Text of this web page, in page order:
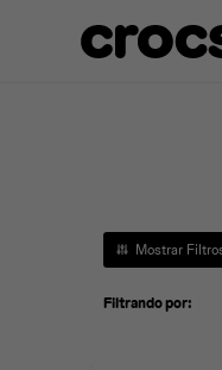
Filtrando por: